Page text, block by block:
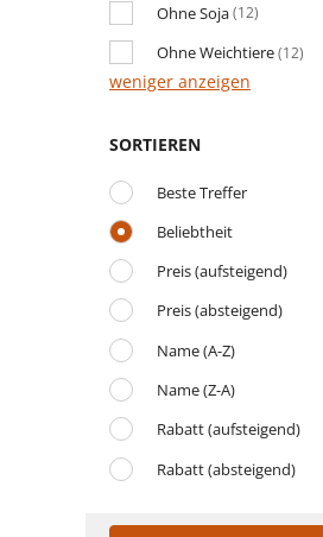
Ohne Soja(12)
Ohne Weichtiere(12)
weniger anzeigen
SORTIEREN
Beste Treffer
Beliebtheit
Preis (aufsteigend)
Preis (absteigend)
Name (A-Z)
Name (Z-A)
Rabatt (aufsteigend)
Rabatt (absteigend)